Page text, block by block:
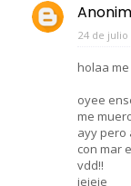
24 de julio
holaa
oyee
me
ayy pero
con mar
vdd!!
jejeje